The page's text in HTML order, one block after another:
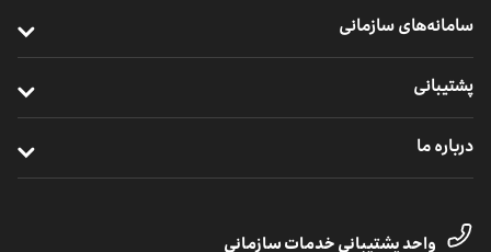
ارتباطات یکپارچه سازمانی
اینترنت اشیا
خدمات دیجیتال
خرید ردیاب خودرو
سامانه‌های سازمانی
مدیریت هوشمند ناوگان
پشتیبانی
درباره ما
داستان موفقیت
واحد پشتیبانی خدمات سازمانی